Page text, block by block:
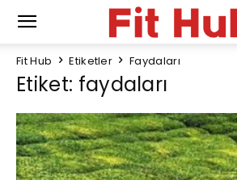
Fit Hub Etiketler Faydaları
Etiket: faydaları